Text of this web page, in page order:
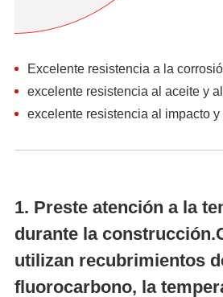
Excelente resistencia a la
excelente resistencia al aceite y
excelente resistencia al impacto
1. Preste atención a la
durante la
utilizan recubrimientos
fluorocarbono, la